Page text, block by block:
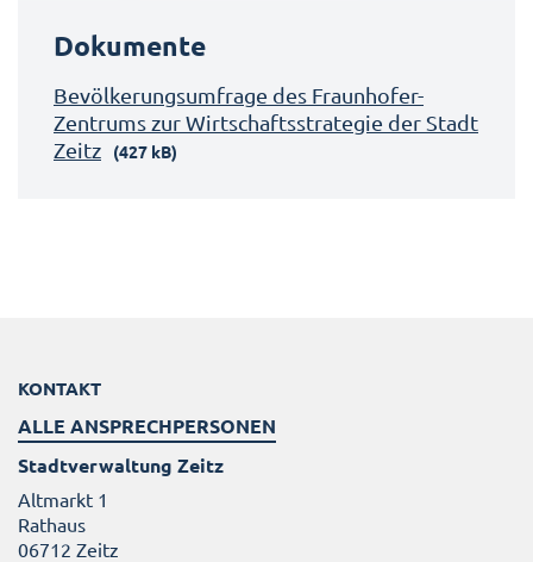
Dokumente
Bevölkerungsumfrage des Fraunhofer-
Zentrums zur Wirtschaftsstrategie der Stadt
Zeitz
(427 kB)
KONTAKT
ALLE ANSPRECHPERSONEN
Stadtverwaltung Zeitz
Altmarkt 1
Rathaus
06712 Zeitz